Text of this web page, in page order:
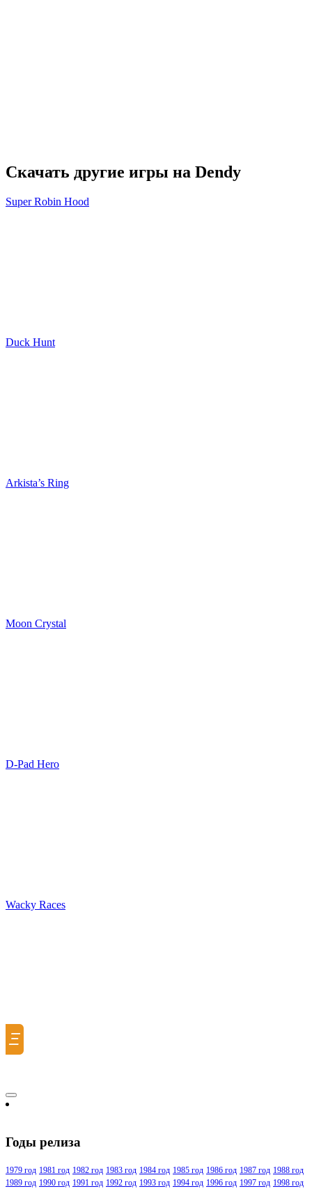
Скачать другие игры на Dendy
Super Robin Hood
Duck Hunt
Arkista’s Ring
Moon Crystal
D-Pad Hero
Wacky Races
Ξ
Годы релиза
1979 год 1981 год 1982 год 1983 год 1984 год 1985 год 1986 год 1987 год 1988 год
1989 год 1990 год 1991 год 1992 год 1993 год 1994 год 1996 год 1997 год 1998 год